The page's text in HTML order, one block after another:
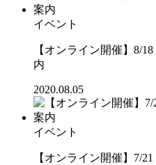
イベント
【オンライン開催】8/
内
2020.08.05
イベント
【オンライン開催】7/